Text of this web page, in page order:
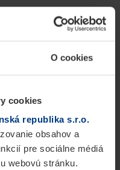
O cookies
cookies
republika s.r.o.
obsahov a
pre sociálne médiá
webovú stránku.